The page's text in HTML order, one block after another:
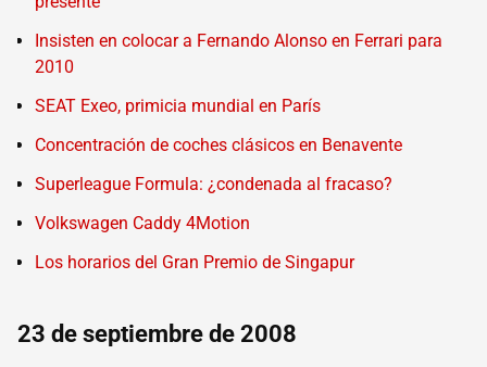
Insisten en colocar a Fernando Alonso en Ferrari para
2010
SEAT Exeo, primicia mundial en París
Concentración de coches clásicos en Benavente
Superleague Formula: ¿condenada al fracaso?
Volkswagen Caddy 4Motion
Los horarios del Gran Premio de Singapur
23 de septiembre de 2008